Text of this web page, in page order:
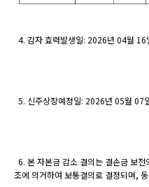
4. 감자 효력발생일: 2026년 04월 16
5. 신주상장예정일: 2026년 05월 07
6. 본 자본금 감소 결의는 결손금 보
조에 의거하여 보통결의로 결정되며,